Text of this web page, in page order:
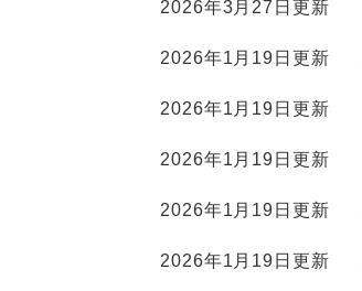
2026年3月27日更新
2026年1月19日更新
2026年1月19日更新
2026年1月19日更新
2026年1月19日更新
2026年1月19日更新